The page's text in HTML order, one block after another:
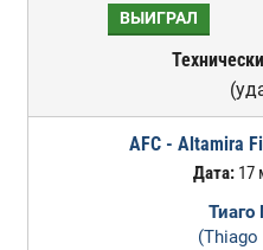
ВЫИГРАЛ
AFC - Altamira
Дата:17
Тиаго